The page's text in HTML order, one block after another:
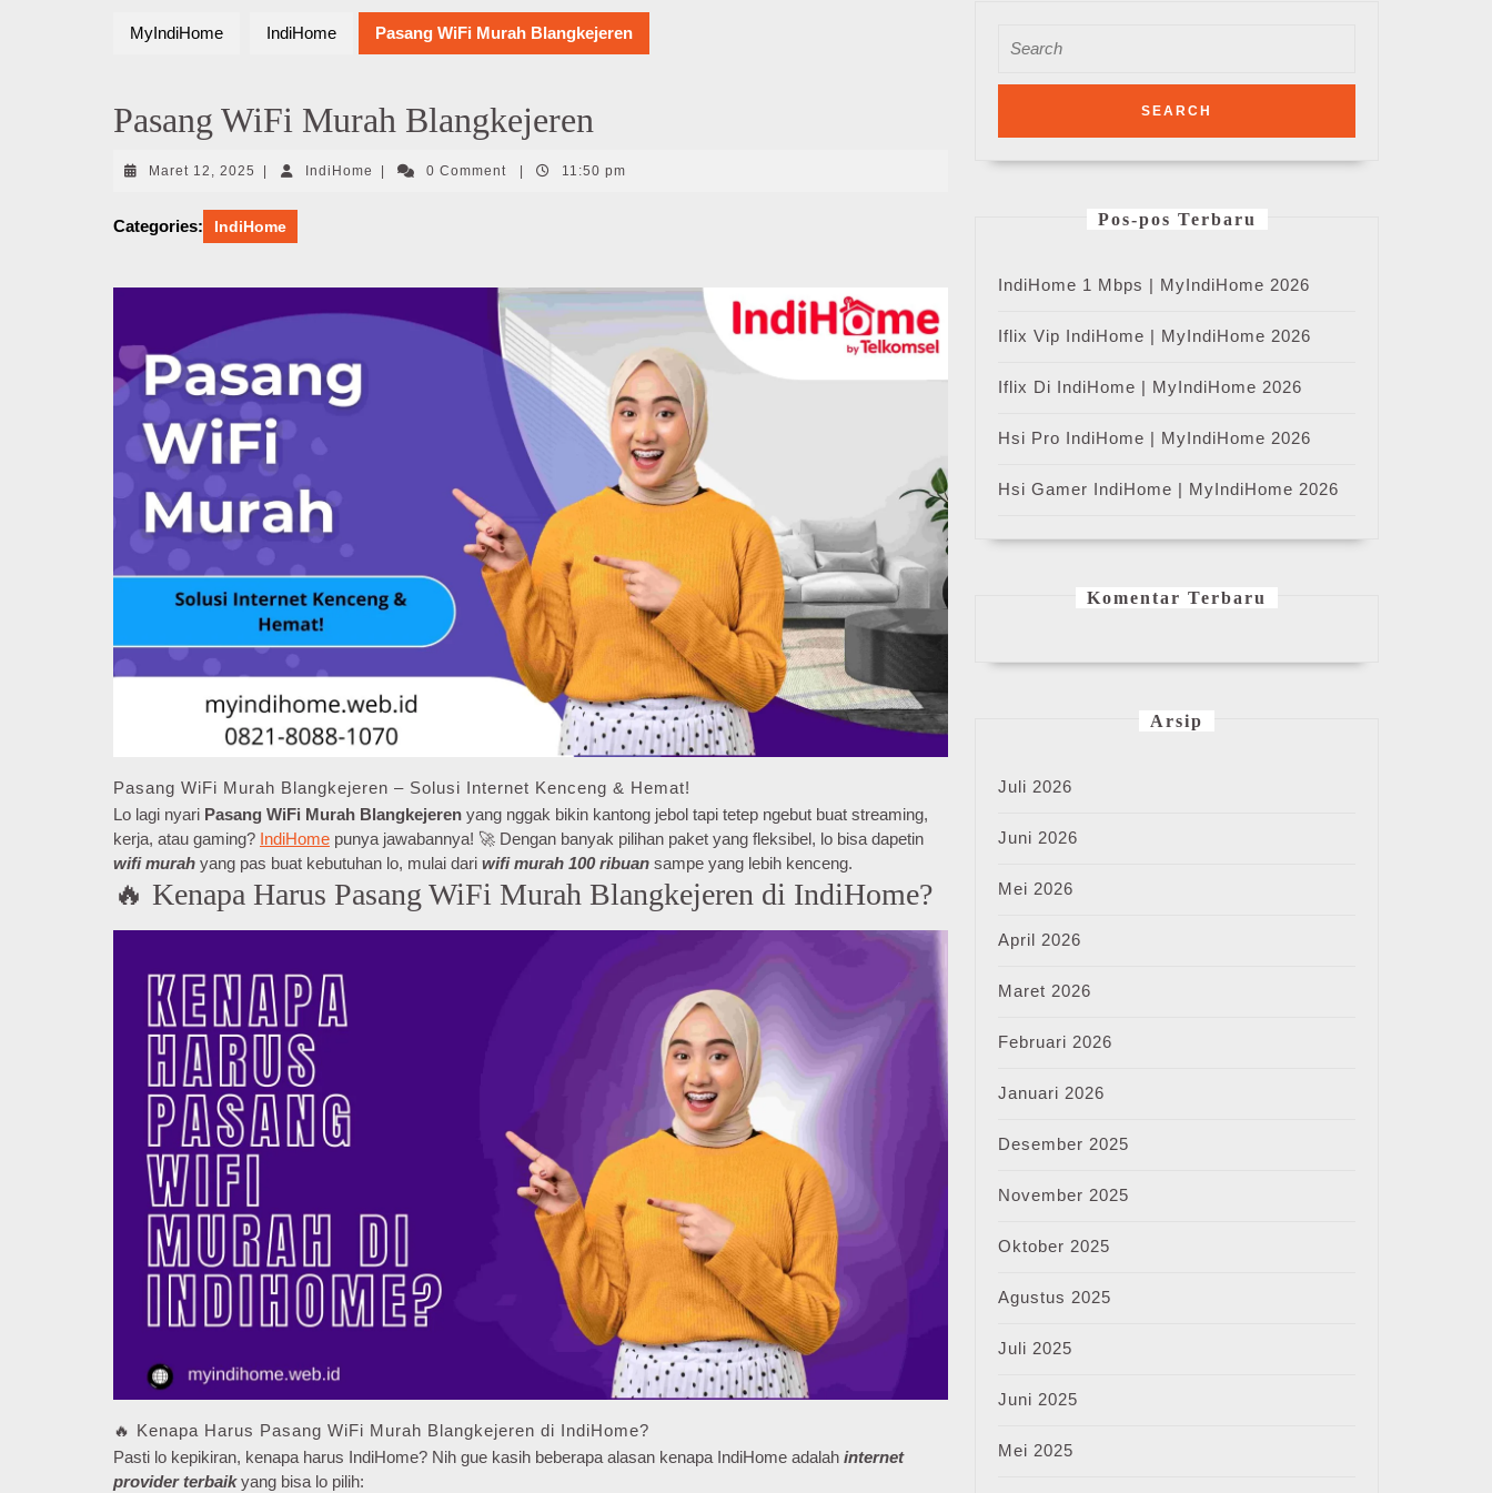
MyIndiHome IndiHome Pasang WiFi Murah Blangkejeren
Pasang WiFi Murah Blangkejeren
Maret 12, 2025 Maret
2025
IndiHome IndiHome0 Comment 11:50 pm
Categories: IndiHome
Pasang WiFi Murah Blangkejeren – Solusi Internet Kenceng & Hemat!
Lo lagi nyari Pasang WiFi Murah Blangkejeren yang nggak bikin kantong jebol tapi tetep ngebut buat streaming,
kerja, atau gaming? IndiHome punya jawabannya! 🚀 Dengan banyak pilihan paket yang fleksibel, lo bisa dapetin
wifi murah yang pas buat kebutuhan lo, mulai dari wifi murah 100 ribuan sampe yang lebih kenceng.
🔥 Kenapa Harus Pasang WiFi Murah Blangkejeren di IndiHome?
🔥 Kenapa Harus Pasang WiFi Murah Blangkejeren di IndiHome?
Pasti lo kepikiran, kenapa harus IndiHome? Nih gue kasih beberapa alasan kenapa IndiHome adalah internet
provider terbaikyang bisa lo pilih:
for:
Pos-pos Terbaru
IndiHome 1 Mbps | MyIndiHome 2026
Iflix Vip IndiHome | MyIndiHome 2026
Iflix Di IndiHome | MyIndiHome 2026
Hsi Pro IndiHome | MyIndiHome 2026
Hsi Gamer IndiHome | MyIndiHome 2026
Komentar Terbaru
Arsip
Juli 2026
Juni 2026
Mei 2026
April 2026
Maret 2026
Februari 2026
Januari 2026
Desember 2025
November 2025
Oktober 2025
Agustus 2025
Juli 2025
Juni 2025
Mei 2025